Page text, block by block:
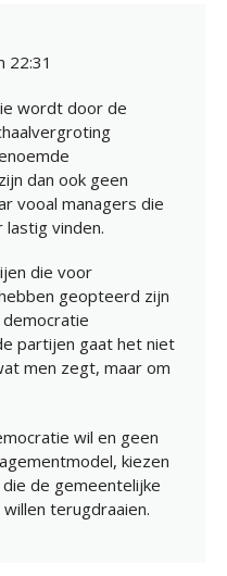
22:31
wordt door de
dan ook geen
vooal managers die
vinden.
die voor
geopteerd zijn
partijen gaat het niet
men zegt, maar om
wil en geen
kiezen
de gemeentelijke
terugdraaien.